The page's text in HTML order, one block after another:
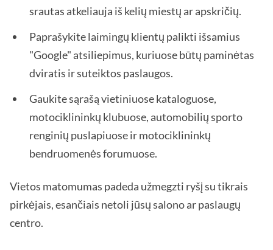
srautas atkeliauja iš kelių miestų ar apskričių.
Paprašykite laimingų klientų palikti išsamius
"Google" atsiliepimus, kuriuose būtų paminėtas
dviratis ir suteiktos paslaugos.
Gaukite sąrašą vietiniuose kataloguose,
motociklininkų klubuose, automobilių sporto
renginių puslapiuose ir motociklininkų
bendruomenės forumuose.
Vietos matomumas padeda užmegzti ryšį su tikrais
pirkėjais, esančiais netoli jūsų salono ar paslaugų
centro.